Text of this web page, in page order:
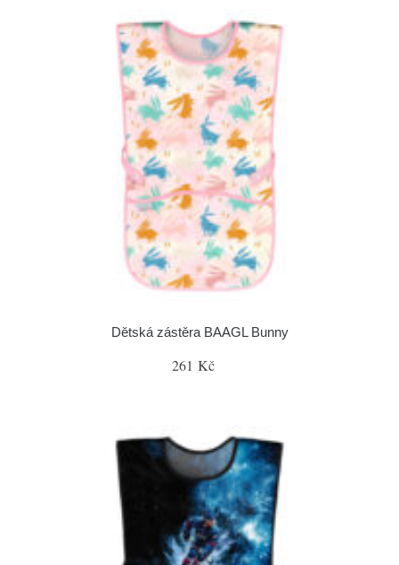
Dětská zástěra BAAGL Bunny
261 Kč